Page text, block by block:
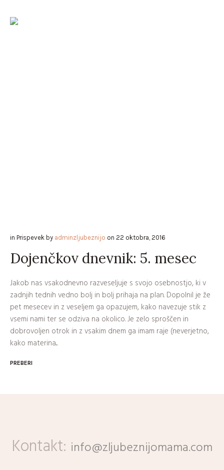
in Prispevek by adminzljubeznijo on 22 oktobra, 2016
Dojenčkov dnevnik: 5. mesec
Jakob nas vsakodnevno razveseljuje s svojo osebnostjo, ki v
zadnjih tednih vedno bolj in bolj prihaja na plan. Dopolnil je že
pet mesecev in z veseljem ga opazujem, kako navezuje stik z
vsemi nami ter se odziva na okolico. Je zelo sproščen in
dobrovoljen otrok in z vsakim dnem ga imam raje (neverjetno,
kako materina...
PREBERI
Kontakt: info@zljubeznijomama.com